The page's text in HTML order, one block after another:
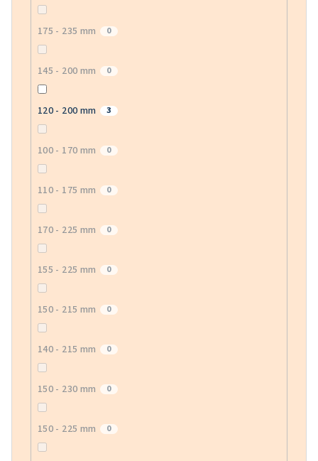
175 - 235 mm 0
145 - 200 mm 0
120 - 200 mm 3
100 - 170 mm 0
110 - 175 mm 0
170 - 225 mm 0
155 - 225 mm 0
150 - 215 mm 0
140 - 215 mm 0
150 - 230 mm 0
150 - 225 mm 0